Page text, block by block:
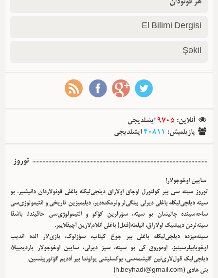
هر قونودان
El Bilimi Dergisi
Şəkil
آنلاین:
9705ایشلدیجی
یازیلمیش:
40811ایشلدیجی
توروز
سایین اوخوجولار!
توروز سیته سی بیر کولتورل اوجاق اولا‌راق دیلچی‌لیکله باغلی قونولاردان دانیشیر. بو
سیته دیلچی‌لیکله باغلی دیرلی بیلگی‌لر وئرمکده‌دیر. دیلیمیزین تاریخی و ائتیمولوژی‌سی
ساحه‌سینده چالیشان بو سیته، سؤزلرین کؤکو و ائتیمولوژی‌سی حاقیندا، باشقا
سیته‌لردن دییشیک اولا‌راق، ائیلمله(فعل) باغلی آنلام‌لارین آچیقلاییر.
سیته‌میزده دیلچی‌لیکله باغلی بیر چوخ کیتاب، سؤزلوک، یازی‌لار الده ائدیب
اوخویابیلرسینیز. اوموروق کی بو سیته، سیز دیرلی، سایین اوخوجولار یاردیمییلا،
دیلچی‌لیک قول‌لاری‌نین گلیشمه‌سی، یوکسلیشی یولوندا بیر آددیم گؤتوربیلسین.
بئی هادی (h.beyhadi@gmail.com
)